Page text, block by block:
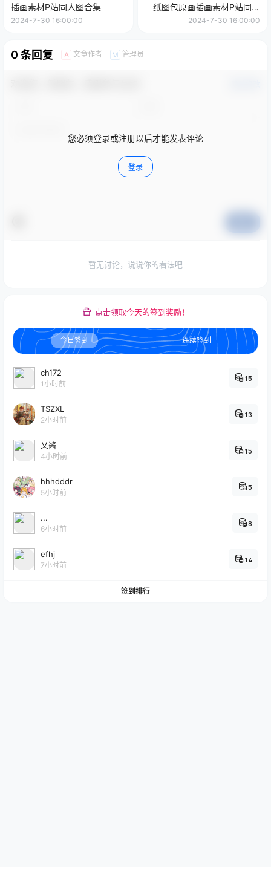
插画素材P站同人图合集
2024-7-30 16:00:00
纸图包原画插画素材P站同人
图合集
2024-7-30 16:00:00
0 条回复 A 文章作者 M 管理员
您必须登录或注册以后才能发表评论
登录
暂无讨论，说说你的看法吧
点击领取今天的签到奖励！
今日签到 连续签到
ch172
1小时前
15
TSZXL
2小时前
13
乂酱
4小时前
15
hhhdddr
5小时前
5
...
6小时前
8
efhj
7小时前
14
签到排行